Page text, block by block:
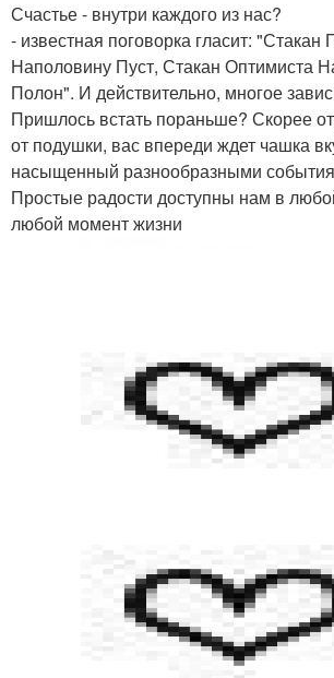
Счастье - внутри каждого из нас?
- известная поговорка гласит: "Стакан
Наполовину Пуст, Стакан Оптимиста
Полон". И действительно, многое
Пришлось встать пораньше? Скорее
от подушки, вас впереди ждет чашка
насыщенный разнообразными
Простые радости доступны нам в
любой момент жизни